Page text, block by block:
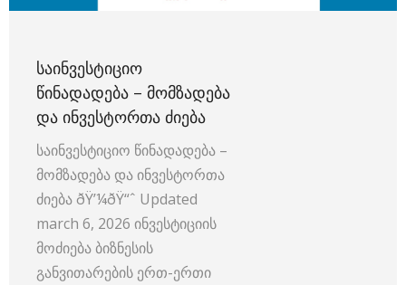
ᲡᲐᲘᲜᲕᲔᲡᲢᲘᲪᲘᲝ
ᲬᲘᲜᲐᲓᲐᲓᲔᲑᲐ – ᲛᲝᲛᲖᲐᲓᲔᲑᲐ
ᲓᲐ ᲘᲜᲕᲔᲡᲢᲝᲠᲗᲐ ᲫᲘᲔᲑᲐ
საინვესტიციო წინადადება –
მომზადება და ინვესტორთა
ძიება ðŸ’¼ðŸ“ˆ Updated
march 6, 2026 ინვესტიციის
მოძიება ბიზნესის
განვითარების ერთ-ერთი